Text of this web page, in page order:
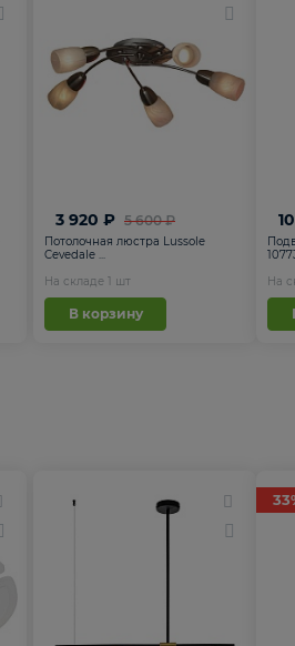
5 600 ₽
3 920 ₽
Потолочная люстра Lussole
Cevedale ...
На складе 1 шт
В корзину
На